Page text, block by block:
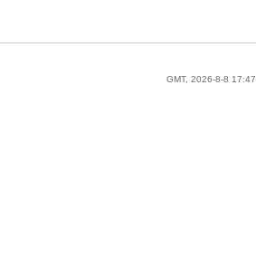
GMT, 2026-8-8 17:47